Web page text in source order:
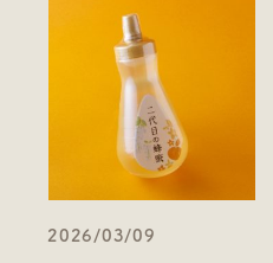
2026/03/09